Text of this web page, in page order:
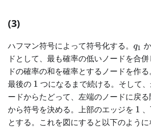
(3)
ハフマン符号によって符号化する。 q_1
q1
ドとして、最も確率の低いノードを合
ドの確率の和を確率とするノードを作
最後の 1
1 つになるまで続ける。そして
ードからたどって、左端のノードに戻
から符号を決める。上部のエッジを 1
1
とする。これを図にすると以下のように